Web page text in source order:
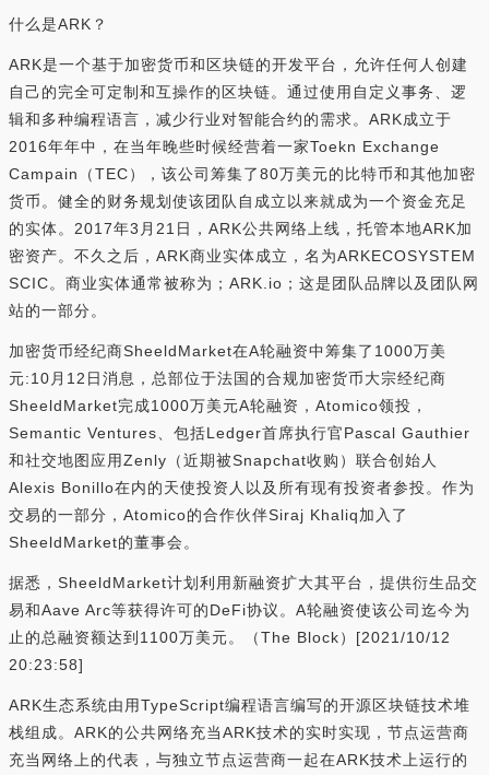
什么是ARK？
ARK是一个基于加密货币和区块链的开发平台，允许任何人创建
自己的完全可定制和互操作的区块链。通过使用自定义事务、逻
辑和多种编程语言，减少行业对智能合约的需求。ARK成立于
2016年年中，在当年晚些时候经营着一家Toekn Exchange
Campain（TEC），该公司筹集了80万美元的比特币和其他加密
货币。健全的财务规划使该团队自成立以来就成为一个资金充足
的实体。2017年3月21日，ARK公共网络上线，托管本地ARK加
密资产。不久之后，ARK商业实体成立，名为ARKECOSYSTEM
SCIC。商业实体通常被称为；ARK.io；这是团队品牌以及团队网
站的一部分。
加密货币经纪商SheeldMarket在A轮融资中筹集了1000万美
元:10月12日消息，总部位于法国的合规加密货币大宗经纪商
SheeldMarket完成1000万美元A轮融资，Atomico领投，
Semantic Ventures、包括Ledger首席执行官Pascal Gauthier
和社交地图应用Zenly（近期被Snapchat收购）联合创始人
Alexis Bonillo在内的天使投资人以及所有现有投资者参投。作为
交易的一部分，Atomico的合作伙伴Siraj Khaliq加入了
SheeldMarket的董事会。
据悉，SheeldMarket计划利用新融资扩大其平台，提供衍生品交
易和Aave Arc等获得许可的DeFi协议。A轮融资使该公司迄今为
止的总融资额达到1100万美元。（The Block）[2021/10/12
20:23:58]
ARK生态系统由用TypeScript编程语言编写的开源区块链技术堆
栈组成。ARK的公共网络充当ARK技术的实时实现，节点运营商
充当网络上的代表，与独立节点运营商一起在ARK技术上运行的